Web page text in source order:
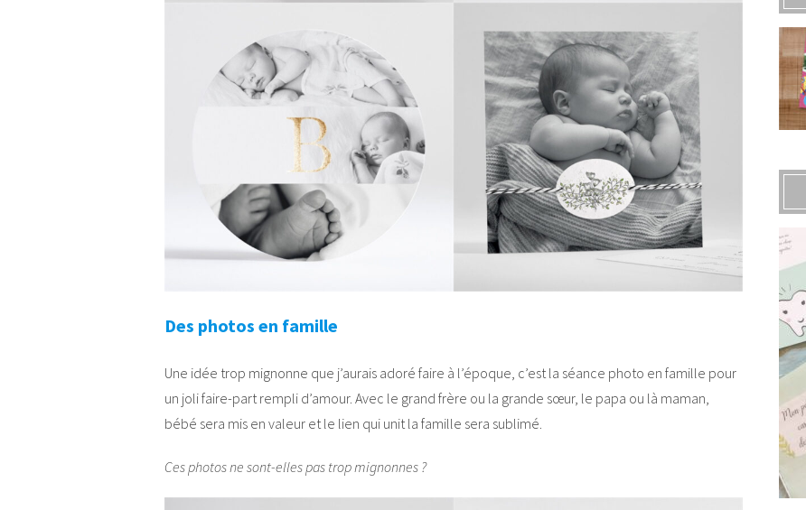
Des photos en famille
Une idée trop mignonne que j’aurais adoré faire à l’époque, c’est la séance photo en famille pour
un joli faire-part rempli d’amour. Avec le grand frère ou la grande sœur, le papa ou là maman,
bébé sera mis en valeur et le lien qui unit la famille sera sublimé.
Ces photos ne sont-elles pas trop mignonnes ?